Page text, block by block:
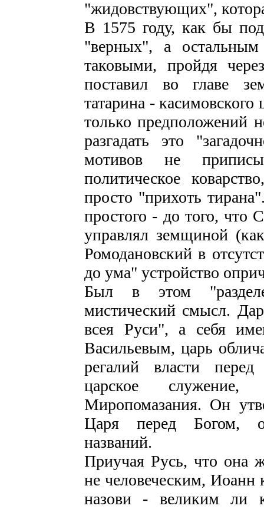
"жидовствующих",
В 1575 году, как бы
"верных", а
таковыми, пройдя
поставил во главе
татарина -
только предположений
разгадать это
мотивов не
политическое
просто "прихоть
простого - до того, что
управлял земщиной
Ромодановский в
до ума" устройство
Был в этом
мистический смысл.
всея Руси", а себя
Васильевым, царь
регалий власти
царское служение,
Миропомазания. Он
Царя перед Богом,
названий.
Приучая Русь, что она
не человеческим, Иоанн
назови - великим ли